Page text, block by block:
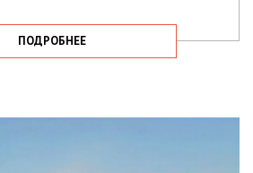
ПОДРОБНЕЕ